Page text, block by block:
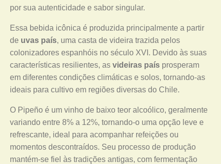
por sua autenticidade e sabor singular.
Essa bebida icônica é produzida principalmente a partir
de uvas país, uma casta de videira trazida pelos
colonizadores espanhóis no século XVI. Devido às suas
características resilientes, as videiras país prosperam
em diferentes condições climáticas e solos, tornando-as
ideais para cultivo em regiões diversas do Chile.
O Pipeño é um vinho de baixo teor alcoólico, geralmente
variando entre 8% a 12%, tornando-o uma opção leve e
refrescante, ideal para acompanhar refeições ou
momentos descontraídos. Seu processo de produção
mantém-se fiel às tradições antigas, com fermentação